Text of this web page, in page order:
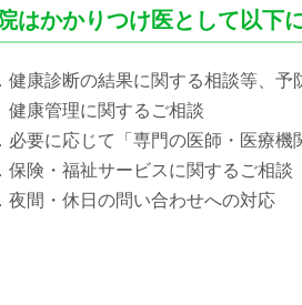
はかかりつけ医として以下
健康診断の結果に関する相談等、予
管理に関するご相談
必要に応じて「専門の医師・医療機
保険・福祉サービスに関するご相談
夜間・休日の問い合わせへの対応